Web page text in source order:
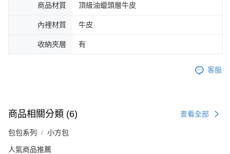
商品材質 頂級油蠟頭層牛皮
內裡材質 牛皮
收納夾層 有
客服
商品相關分類 (6) 查看全部
包包系列 小方包
人氣商品推薦